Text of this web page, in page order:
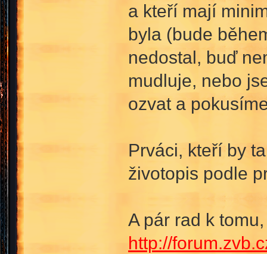
a kteří mají
byla (bude
nedostal, buď
mudluje, nebo
ozvat a
Prváci, kteří by
životopis podle
A pár rad k
http://